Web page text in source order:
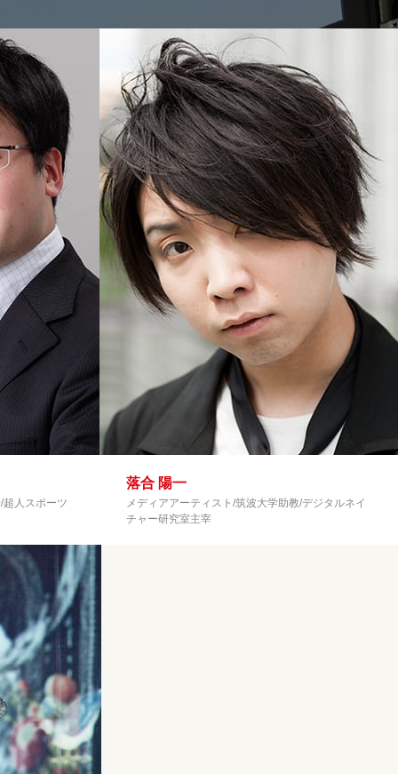
人スポーツ
落合 陽一
メディアアーティスト/筑波大学助教/デジタルネイ
チャー研究室主宰